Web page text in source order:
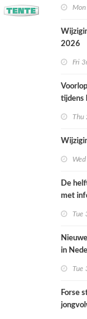
2026
Fri
tijdens
Thu
De
met
Tue
in
Tue
Forse